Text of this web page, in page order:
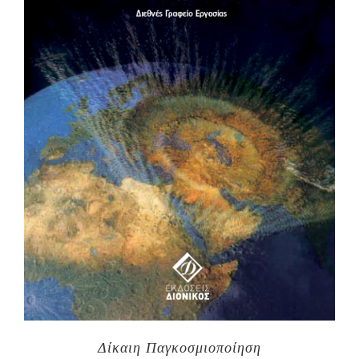
Δίκαιη Παγκοσμιοποίηση